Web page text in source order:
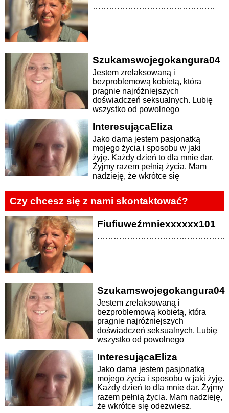
Szukamswojegokangura04
Jestem zrelaksowaną i
bezproblemową kobietą, która
pragnie najróżniejszych
doświadczeń seksualnych. Lubię
wszystko od powolnego
InteresującaEliza
Jako dama jestem pasjonatką
mojego życia i sposobu w jaki
żyję. Każdy dzień to dla mnie dar.
Żyjmy razem pełnią życia. Mam
nadzieję, że wkrótce się
Czy chcesz się z nami skontaktować?
Fiufiuweźmniexxxxxx101
Szukamswojegokangura04
Jestem zrelaksowaną i
bezproblemową kobietą, która
pragnie najróżniejszych
doświadczeń seksualnych. Lubię
wszystko od powolnego
InteresującaEliza
Jako dama jestem pasjonatką
mojego życia i sposobu w jaki żyję.
Każdy dzień to dla mnie dar. Żyjmy
razem pełnią życia. Mam nadzieję,
że wkrótce się odezwiesz.